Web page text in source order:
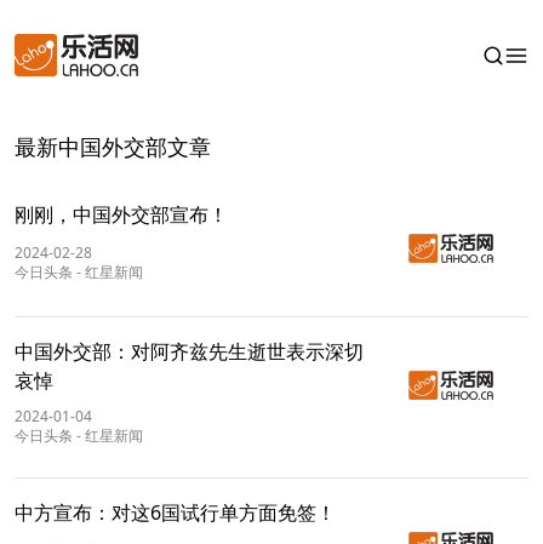
最新中国外交部文章
刚刚，中国外交部宣布！
2024-02-28
今日头条 -红星新闻
中国外交部：对阿齐兹先生逝世表示深切
哀悼
2024-01-04
今日头条 -红星新闻
中方宣布：对这6国试行单方面免签！